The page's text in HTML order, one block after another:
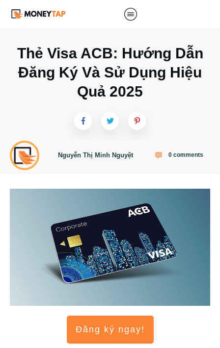
Thẻ Visa ACB: Hướng Dẫn
Đăng Ký Và Sử Dụng Hiệu
Quả 2025
Nguyễn Thị Minh Nguyệt 0comments
Đăng ký ngay!